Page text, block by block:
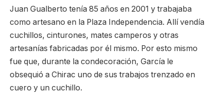
Juan Gualberto tenía 85 años en 2001 y trabajaba
como artesano en la Plaza Independencia. Allí vendía
cuchillos, cinturones, mates camperos y otras
artesanías fabricadas por él mismo. Por esto mismo
fue que, durante la condecoración, García le
obsequió a Chirac uno de sus trabajos trenzado en
cuero y un cuchillo.